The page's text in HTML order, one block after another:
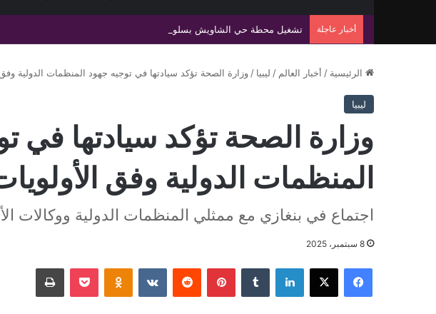
أخبار عاجلة تشغيل محطة حي الشاويش بسلوق وتحسين التغذية الكهربائية لنحو 174 منزلًا بعد ثلاث سنوات من التذبذب
الرئيسية / أخبار العالم / ليبيا / وزارة الصحة تؤكد سيادتها في توجيه جهود المنظمات الدولية وفق
ليبيا
وزارة الصحة تؤكد سيادتها في
المنظمات الدولية وفق
اجتماع في بنغازي مع ممثلي المنظمات الدولية ووكالات
8 سبتمبر، 2025
فيسبوك ‫X لينكدإن بينتيريست Odnoklassniki
‫Pocket طباعة